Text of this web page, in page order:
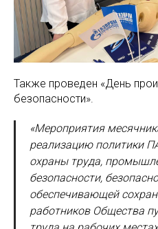
Также проведен «День
безопасности».
«Мероприятия
реализацию политики
охраны труда,
безопасности,
обеспечивающей
работников Общества